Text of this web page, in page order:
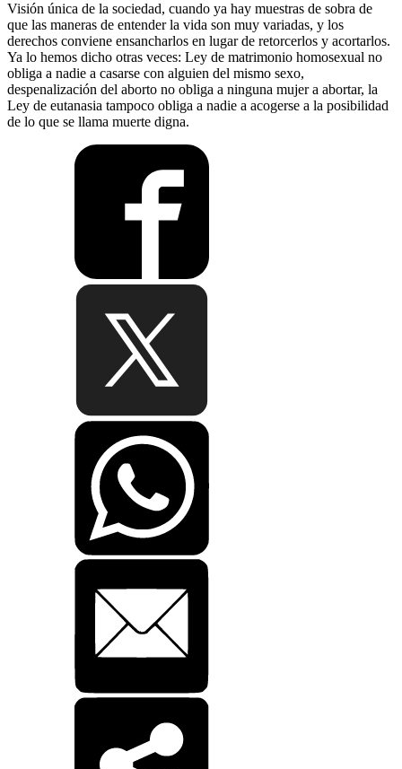
Visión única de la sociedad, cuando ya hay muestras de sobra de
que las maneras de entender la vida son muy variadas, y los
derechos conviene ensancharlos en lugar de retorcerlos y acortarlos.
Ya lo hemos dicho otras veces: Ley de matrimonio homosexual no
obliga a nadie a casarse con alguien del mismo sexo,
despenalización del aborto no obliga a ninguna mujer a abortar, la
Ley de eutanasia tampoco obliga a nadie a acogerse a la posibilidad
de lo que se llama muerte digna.